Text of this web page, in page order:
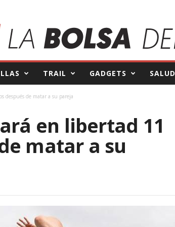
TRAIL GADGETS SALUD
después de matar a su pareja
en libertad 11
matar a su